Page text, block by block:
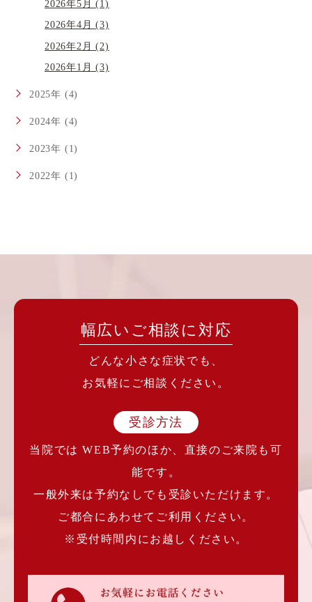
2026年5月 (1)
2026年4月 (3)
2026年2月 (2)
2026年1月 (3)
2025年 (4)
2024年 (4)
2023年 (1)
2022年 (1)
幅広いご相談に対応
どんな小さな症状でも、
お気軽にご相談ください。
受診方法
当院では WEB予約のほか、直接のご来院も可
能です。
一般外来は予約なしでも受診いただけます。
ご都合にあわせてご利用ください。
※受付時間内にお越しください。